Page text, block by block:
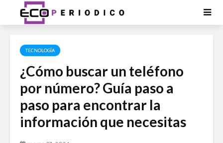
TECNOLOGÍA
¿Cómo buscar un teléfono
por número? Guía paso a
paso para encontrar la
información que necesitas